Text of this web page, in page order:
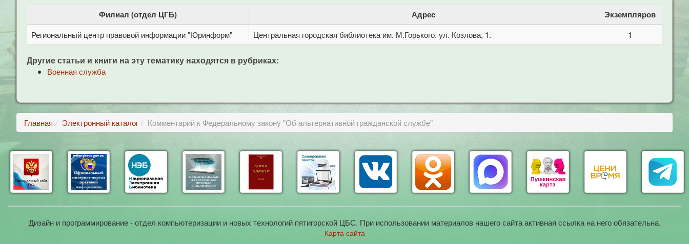
Филиал (отдел ЦГБ) Адрес Экземпляров
Региональный центр правовой информации "Юринформ" Центральная городская библиотека им. М.Горького. ул. Козлова, 1. 1
Другие статьи и книги на эту тематику находятся в рубриках:
Военная служба
Главная Электронный каталог Комментарий к Федеральному закону "Об альтернативной гражданской службе"
Дизайн и программирование - отдел компьютеризации и новых технологий пятигорской ЦБС. При использовании материалов нашего сайта активная ссылка на него обязательна.
Карта сайта